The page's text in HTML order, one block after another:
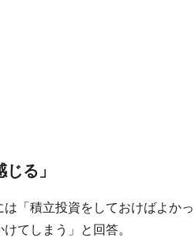
る」
「積立投資をしておけばよかっ
てしまう」と回答。